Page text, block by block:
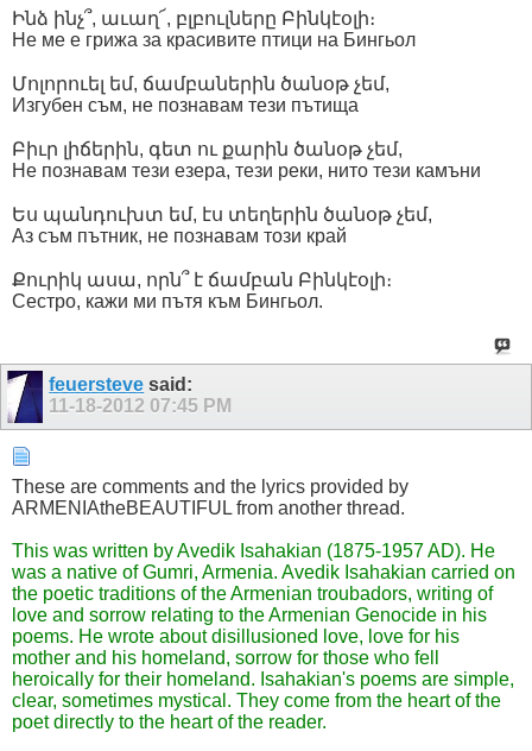
Ինձ ինչ՞, աւաղ՜, բլբուլները Բինկէօլի։
Не ме е грижа за красивите птици на Бингьол
Մոլորուել եմ, ճամբաներին ծանօթ չեմ,
Изгубен съм, не познавам тези пътища
Բիւր լիճերին, գետ ու քարին ծանօթ չեմ,
Не познавам тези езера, тези реки, нито тези камъни
Ես պանդուխտ եմ, էս տեղերին ծանօթ չեմ,
Аз съм пътник, не познавам този край
Քուրիկ ասա, որն՞ է ճամբան Բինկէօլի։
Сестро, кажи ми пътя към Бингьол.
feuersteve said:
11-18-2012 07:45 PM
These are comments and the lyrics provided by
ARMENIAtheBEAUTIFUL from another thread.
This was written by Avedik Isahakian (1875-1957 AD). He
was a native of Gumri, Armenia. Avedik Isahakian carried on
the poetic traditions of the Armenian troubadors, writing of
love and sorrow relating to the Armenian Genocide in his
poems. He wrote about disillusioned love, love for his
mother and his homeland, sorrow for those who fell
heroically for their homeland. Isahakian's poems are simple,
clear, sometimes mystical. They come from the heart of the
poet directly to the heart of the reader.